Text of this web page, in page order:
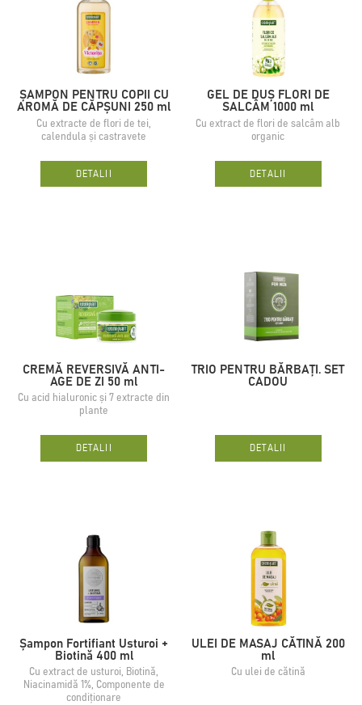
ŞAMPON PENTRU COPII CU
AROMĂ DE CĂPȘUNI 250 ml
Cu extracte de flori de tei,
calendula și castravete
DETALII
GEL DE DUȘ FLORI DE
SALCÂM 1000 ml
Cu extract de flori de salcâm alb
organic
DETALII
CREMĂ REVERSIVĂ ANTI-
AGE DE ZI 50 ml
Cu acid hialuronic și 7 extracte din
plante
DETALII
TRIO PENTRU BĂRBAȚI. SET
CADOU
DETALII
Șampon Fortifiant Usturoi +
Biotină 400 ml
Cu extract de usturoi, Biotină,
Niacinamidă 1%, Componente de
condiționare
ULEI DE MASAJ CĂTINĂ 200
ml
Cu ulei de cătină